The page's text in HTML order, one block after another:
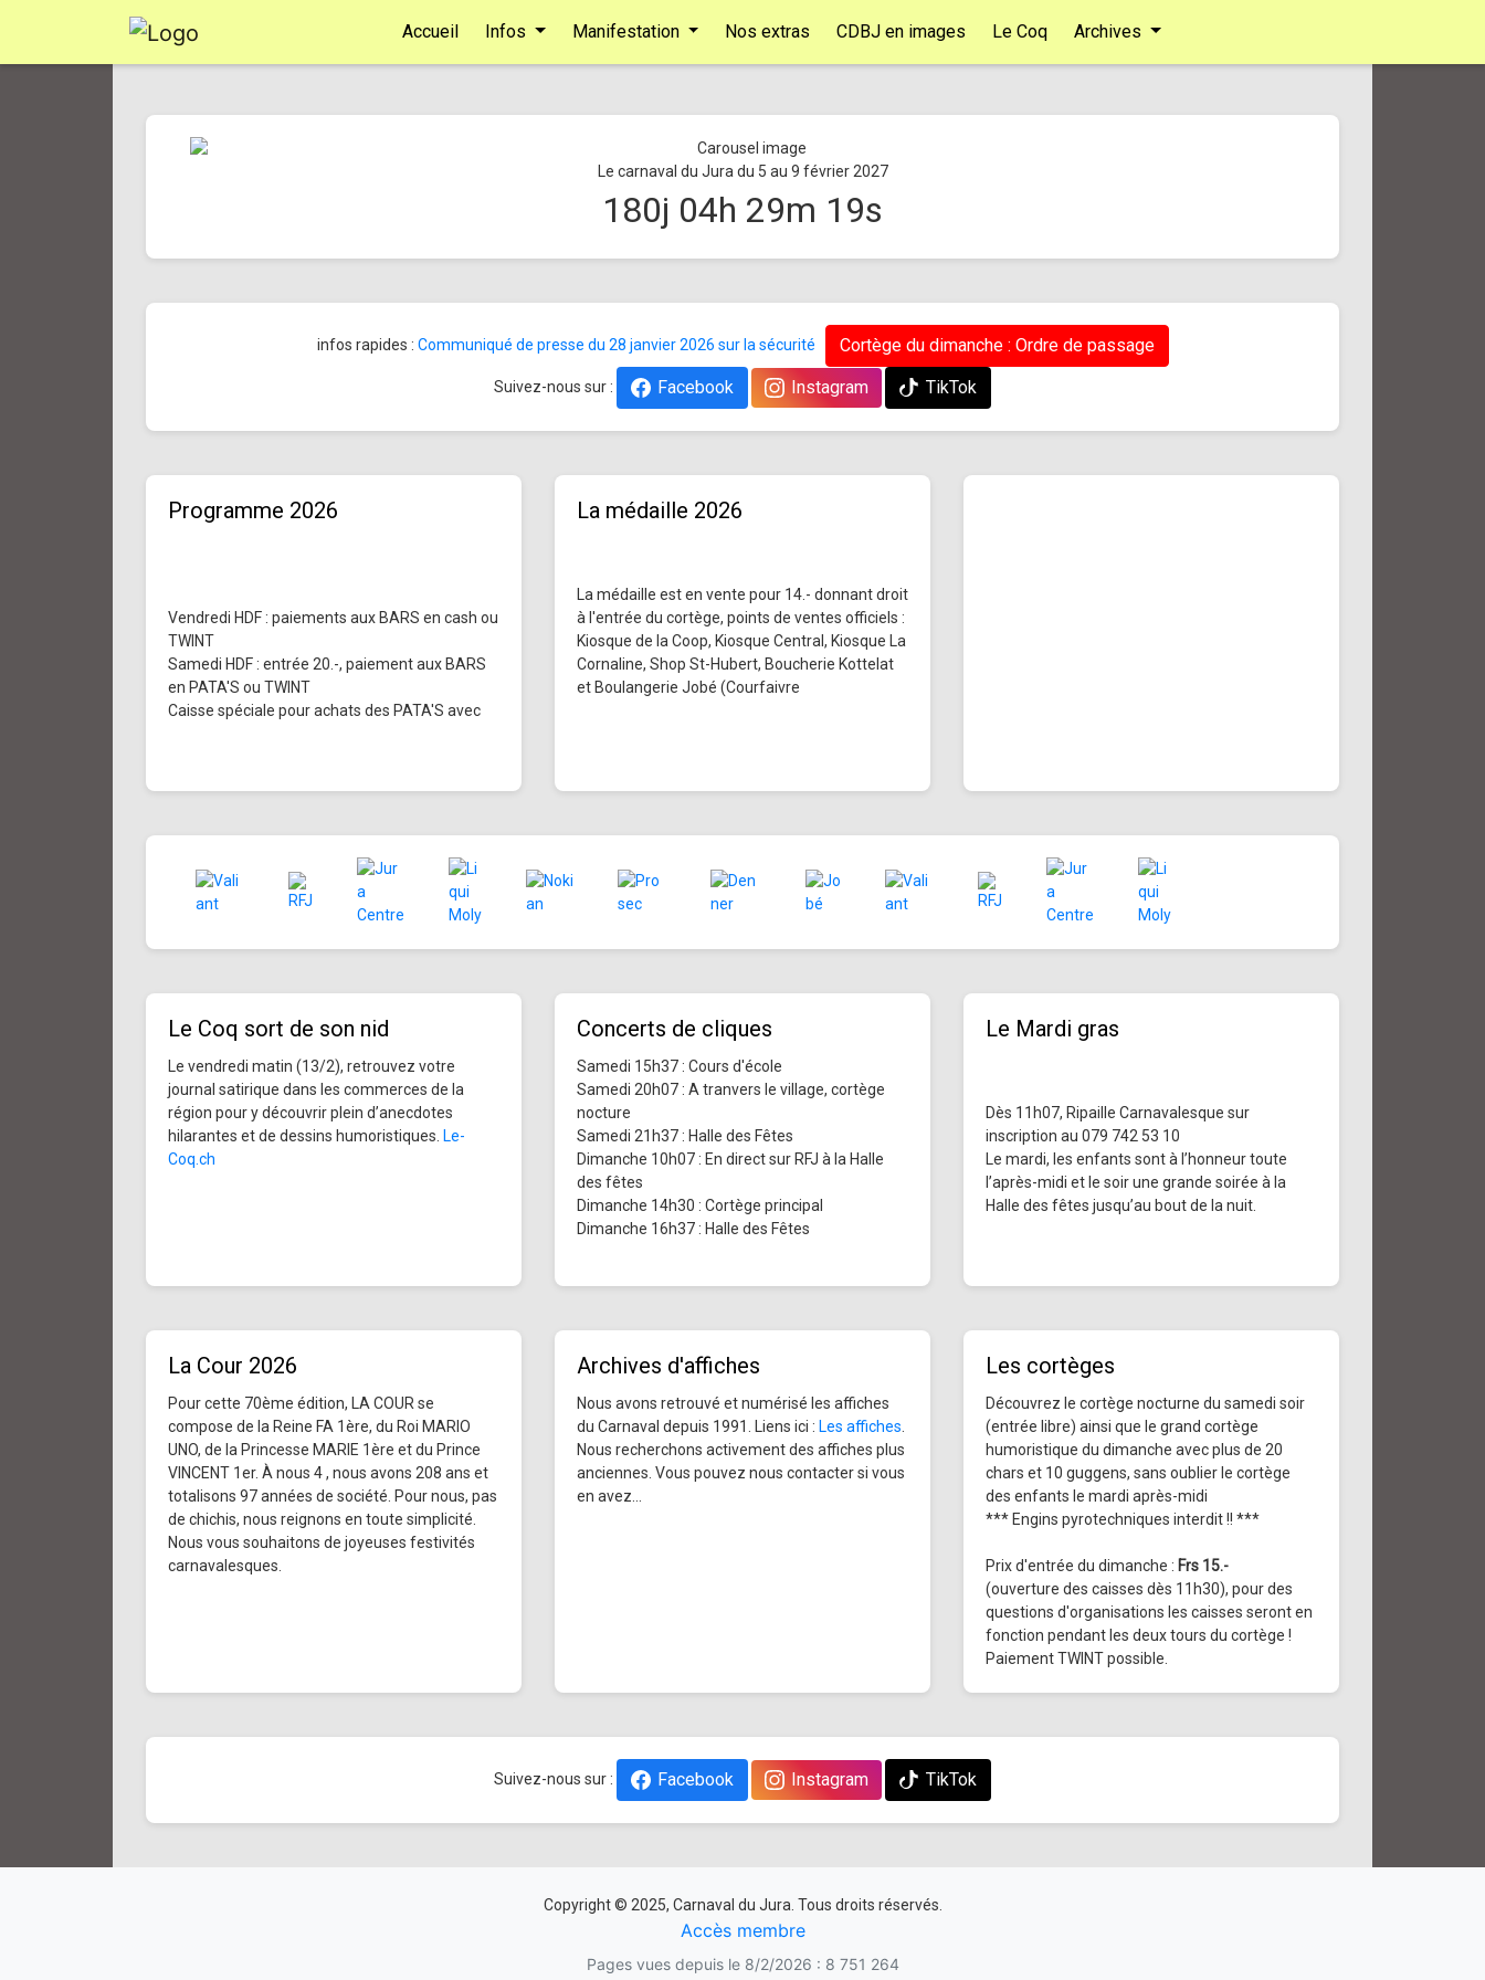
Accueil Infos Manifestation Nos extras CDBJ en images Le Coq Archives
Le carnaval du Jura du 5 au 9 février 2027
180j 04h 29m 19s
infos rapides : Communiqué de presse du 28 janvier 2026 sur la sécurité Cortège du dimanche : Ordre de passage
Suivez-nous sur : Facebook Instagram TikTok
Programme 2026
Vendredi HDF : paiements aux BARS en cash ou
TWINT
Samedi HDF : entrée 20.-, paiement aux BARS
en PATA'S ou TWINT
Caisse spéciale pour achats des PATA'S avec
La médaille 2026
La médaille est en vente pour 14.- donnant droit
à l'entrée du cortège, points de ventes officiels :
Kiosque de la Coop, Kiosque Central, Kiosque La
Cornaline, Shop St-Hubert, Boucherie Kottelat
et Boulangerie Jobé (Courfaivre
Le Coq sort de son nid
Le vendredi matin (13/2), retrouvez votre
journal satirique dans les commerces de la
région pour y découvrir plein d’anecdotes
hilarantes et de dessins humoristiques. Le-
Coq.ch
Concerts de cliques
Samedi 15h37 : Cours d'école
Samedi 20h07 : A tranvers le village, cortège
nocture
Samedi 21h37 : Halle des Fêtes
Dimanche 10h07 : En direct sur RFJ à la Halle
des fêtes
Dimanche 14h30 : Cortège principal
Dimanche 16h37 : Halle des Fêtes
Le Mardi gras
Dès 11h07, Ripaille Carnavalesque sur
inscription au 079 742 53 10
Le mardi, les enfants sont à l’honneur toute
l’après-midi et le soir une grande soirée à la
Halle des fêtes jusqu’au bout de la nuit.
La Cour 2026
Pour cette 70ème édition, LA COUR se
compose de la Reine FA 1ère, du Roi MARIO
UNO, de la Princesse MARIE 1ère et du Prince
VINCENT 1er. À nous 4 , nous avons 208 ans et
totalisons 97 années de société. Pour nous, pas
de chichis, nous reignons en toute simplicité.
Nous vous souhaitons de joyeuses festivités
carnavalesques.
Archives d'affiches
Nous avons retrouvé et numérisé les affiches
du Carnaval depuis 1991. Liens ici : Les affiches
Nous recherchons activement des affiches plus
anciennes. Vous pouvez nous contacter si vous
en avez...
Les cortèges
Découvrez le cortège nocturne du samedi soir
(entrée libre) ainsi que le grand cortège
humoristique du dimanche avec plus de 20
chars et 10 guggens, sans oublier le cortège
des enfants le mardi après-midi
*** Engins pyrotechniques interdit !! ***
Prix d'entrée du dimanche : Frs 15.-
(ouverture des caisses dès 11h30), pour des
questions d'organisations les caisses seront en
fonction pendant les deux tours du cortège !
Paiement TWINT possible.
Suivez-nous sur : Facebook Instagram TikTok
Copyright © 2025, Carnaval du Jura. Tous droits réservés.
Accès membre
Pages vues depuis le 8/2/2026 : 8 751 264